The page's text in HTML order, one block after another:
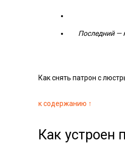
Последний —
Как снять патрон с
к содержанию ↑
Как устроен